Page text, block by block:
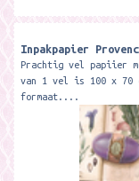
Inpakpapier
Prachtig vel papiier
van 1 vel is 100 x 70
formaat....